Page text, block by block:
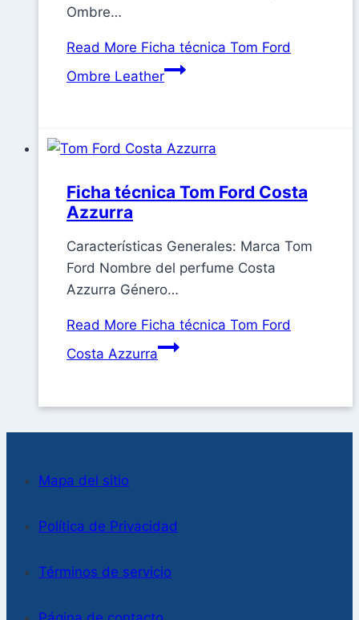
Ombre…
Read More Ficha técnica Tom Ford
Ombre Leather
Ficha técnica Tom Ford Costa
Azzurra
Características Generales: Marca Tom
Ford Nombre del perfume Costa
Azzurra Género…
Read More Ficha técnica Tom Ford
Costa Azzurra
Mapa del sitio
Política de Privacidad
Términos de servicio